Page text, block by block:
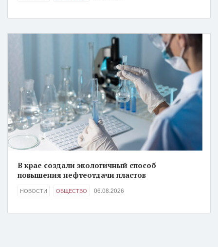
В крае создали экологичный способ
повышения нефтеотдачи пластов
НОВОСТИ ОБЩЕСТВО 06.08.2026